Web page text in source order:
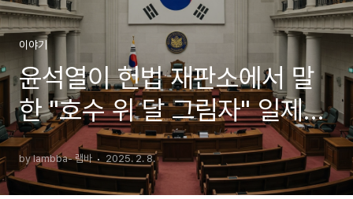
이야기
윤석열이 헌법 재판소에서 말
한 "호수 위 달 그림자" 일제시
대 판결문
by lambba- 램바 2025. 2. 8.